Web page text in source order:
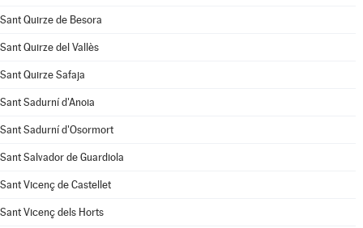
Sant Quirze de Besora
Sant Quirze del Vallès
Sant Quirze Safaja
Sant Sadurní d'Anoia
Sant Sadurní d'Osormort
Sant Salvador de Guardiola
Sant Vicenç de Castellet
Sant Vicenç dels Horts